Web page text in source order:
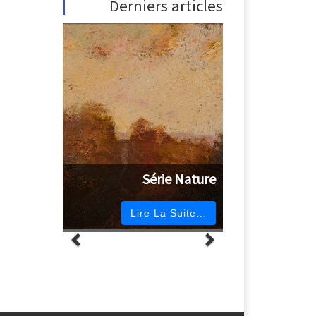
Derniers articles
Série Nature
Lire La Suite…